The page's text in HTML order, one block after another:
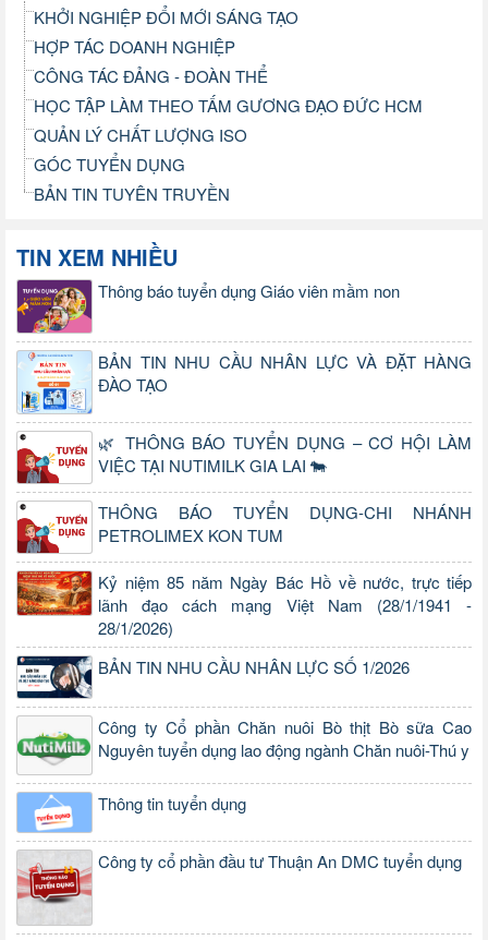
KHỞI NGHIỆP ĐỔI MỚI SÁNG TẠO
HỢP TÁC DOANH NGHIỆP
CÔNG TÁC ĐẢNG - ĐOÀN THỂ
HỌC TẬP LÀM THEO TẤM GƯƠNG ĐẠO ĐỨC HCM
QUẢN LÝ CHẤT LƯỢNG ISO
GÓC TUYỂN DỤNG
BẢN TIN TUYÊN TRUYỀN
TIN XEM NHIỀU
Thông báo tuyển dụng Giáo viên mầm non
BẢN TIN NHU CẦU NHÂN LỰC VÀ ĐẶT HÀNG
ĐÀO TẠO
🌿 THÔNG BÁO TUYỂN DỤNG – CƠ HỘI LÀM
VIỆC TẠI NUTIMILK GIA LAI 🐄
THÔNG BÁO TUYỂN DỤNG-CHI NHÁNH
PETROLIMEX KON TUM
Kỷ niệm 85 năm Ngày Bác Hồ về nước, trực tiếp
lãnh đạo cách mạng Việt Nam (28/1/1941 -
28/1/2026)
BẢN TIN NHU CẦU NHÂN LỰC SỐ 1/2026
Công ty Cổ phần Chăn nuôi Bò thịt Bò sữa Cao
Nguyên tuyển dụng lao động ngành Chăn nuôi-Thú y
Thông tin tuyển dụng
Công ty cổ phần đầu tư Thuận An DMC tuyển dụng